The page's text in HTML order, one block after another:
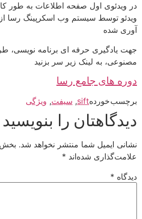
در ویدئوی اول صفحه اطلاعات به طور
ویدئو توسط سیستم وب اسکرپینگ رسا
آوری شده
جهت یادگیری حرفه ای برنامه
مصنوعی، به لینک زیر سر بزنید
دوره های جامع رسا
برچسب خوردهsift
, سیفت, ویژگی
دیدگاهتان را بنویسید
نشانی ایمیل شما منتشر نخواهد شد.
علامت‌گذاری شده‌اند *
دیدگاه *